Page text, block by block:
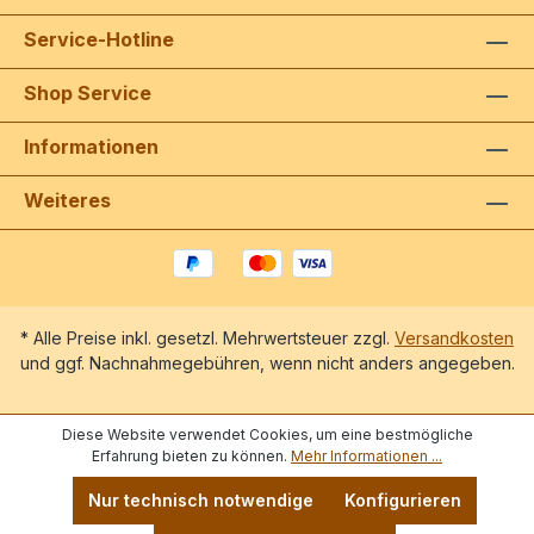
Springen" (5 Violinen)Kreutzer, c.: Schon
die Abendglocken klangen. Aus der Oper
Violinen)Mendelssohn Bartholdy, F.:
Hochzeitsmarsch aus "Ein
Somernachtstraum" (5 Violinen)Mozart, W.A
.: Pantomime aus der Ballettmusik "Les petits
Violinen)Silcher, F.: Schifferlied "Es löscht
das Meer die Sonne aus" (5
Violinen)Suppe, F.V: Boccaccio-Marsch (3
Violinen)Vivaldi, A.: Larghetto aus dem
"Der Fr eischütz" (4 Violinen) –
Leise, leise, fromme Weise. Aus der Oper
Service-Hotline
Shop Service
Informationen
Weiteres
* Alle Preise inkl. gesetzl. Mehrwertsteuer zzgl. Versandkosten
und ggf. Nachnahmegebühren, wenn nicht anders angegeben.
Diese Website verwendet Cookies, um eine bestmögliche
Erfahrung bieten zu können. Mehr Informationen ...
Nur technisch notwendige Konfigurieren